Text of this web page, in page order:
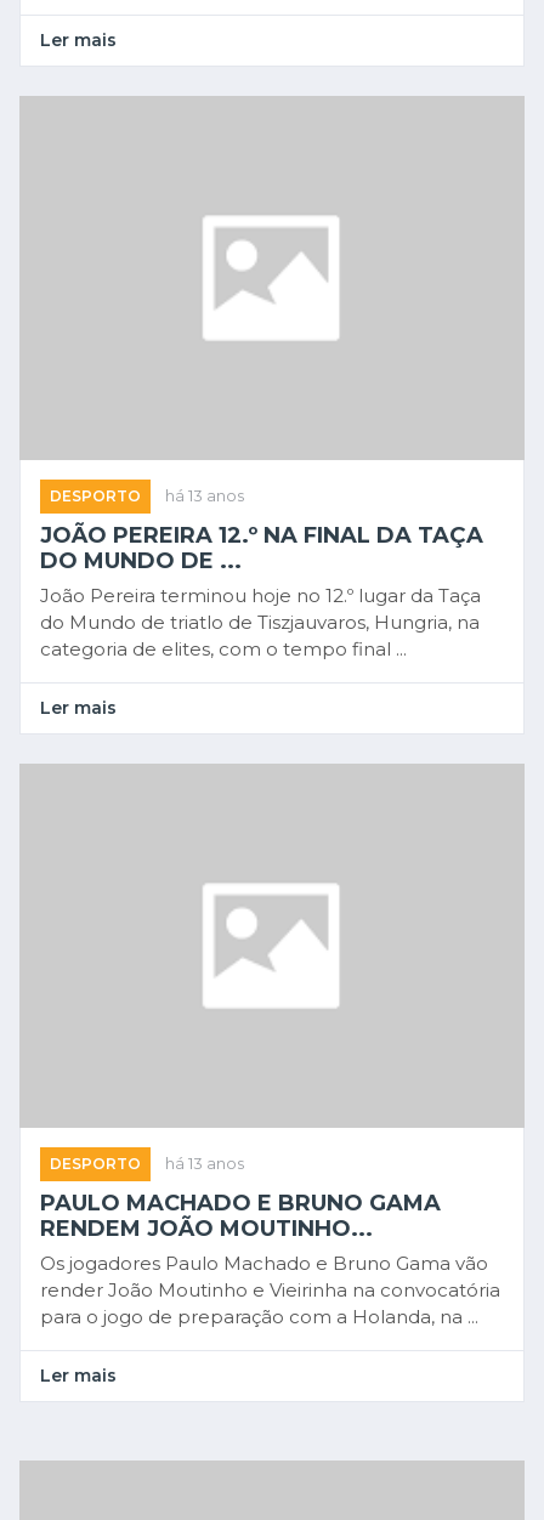
Ler mais
DESPORTO há 13 anos
JOÃO PEREIRA 12.º NA FINAL DA TAÇA
DO MUNDO DE ...
João Pereira terminou hoje no 12.º lugar da Taça
do Mundo de triatlo de Tiszjauvaros, Hungria, na
categoria de elites, com o tempo final ...
Ler mais
DESPORTO há 13 anos
PAULO MACHADO E BRUNO GAMA
RENDEM JOÃO MOUTINHO...
Os jogadores Paulo Machado e Bruno Gama vão
render João Moutinho e Vieirinha na convocatória
para o jogo de preparação com a Holanda, na ...
Ler mais